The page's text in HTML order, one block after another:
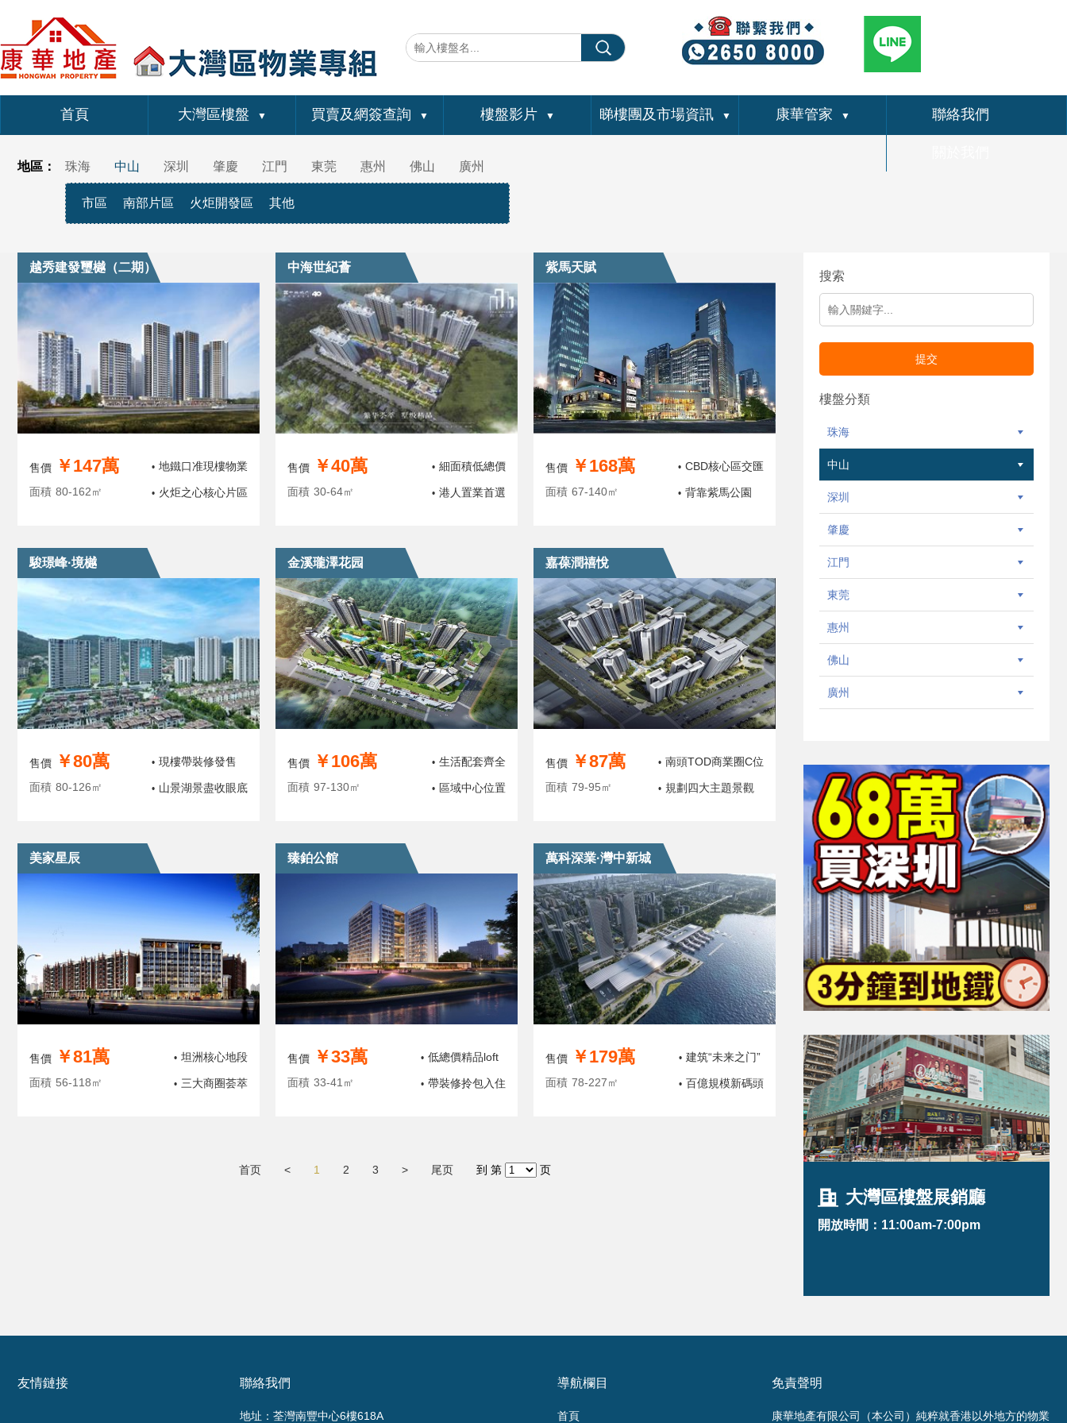
首頁 大灣區樓盤 ▼ 買賣及網簽查詢 ▼ 樓盤影片 ▼ 睇樓團及市場資訊 ▼ 康華管家 ▼ 聯絡我們
地區： 珠海 中山
市區 南部片區 火炬開發區 其他
深圳 肇慶 江門 東莞 惠州 佛山 廣州
越秀建發璽樾（二期）
售價 ￥147萬
面積 80-162㎡
• 地鐵口准現樓物業
• 火炬之心核心片區
中海世紀薈
售價 ￥40萬
面積 30-64㎡
• 細面積低總價
• 港人置業首選
紫馬天賦
售價 ￥168萬
面積 67-140㎡
• CBD核心區交匯
• 背靠紫馬公園
駿璟峰·境樾
售價 ￥80萬
面積 80-126㎡
• 現樓帶裝修發售
• 山景湖景盡收眼底
金溪瓏澤花园
售價 ￥106萬
面積 97-130㎡
• 生活配套齊全
• 區域中心位置
嘉葆潤禧悅
售價 ￥87萬
面積 79-95㎡
• 南頭TOD商業圈C位
• 規劃四大主題景觀
美家星辰
售價 ￥81萬
面積 56-118㎡
• 坦洲核心地段
• 三大商圈荟萃
臻鉑公館
售價 ￥33萬
面積 33-41㎡
• 低總價精品loft
• 帶裝修拎包入住
萬科深業·灣中新城
售價 ￥179萬
面積 78-227㎡
• 建筑“未来之门”
• 百億規模新碼頭
首页 < 1 2 3 > 尾页 到 第 页
搜索
樓盤分類
珠海
中山
深圳
肇慶
江門
東莞
惠州
佛山
廣州
大灣區樓盤展銷廳
開放時間：11:00am-7:00pm
友情鏈接 聯絡我們
地址：荃灣南豐中心6樓618A
導航欄目
首頁
免責聲明
康華地產有限公司（本公司）純粹就香港以外地方的物業